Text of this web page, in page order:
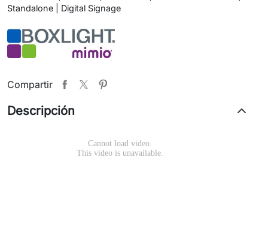
Standalone | Digital Signage
Compartir
Descripción